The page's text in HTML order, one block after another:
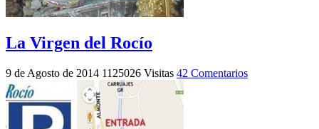
La Virgen del Rocío
9 de Agosto de 2014 1125026 Visitas 42 Comentarios